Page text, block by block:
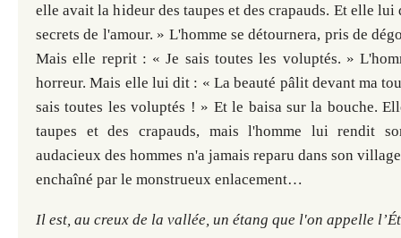
elle avait la hideur des taupes et des crapauds. Et elle lui
secrets de l'amour. » L'homme se détournera, pris de
Mais elle reprit : « Je sais toutes les voluptés. »
horreur. Mais elle lui dit : « La beauté pâlit devant ma
sais toutes les voluptés ! » Et le baisa sur la bouche.
taupes et des crapauds, mais l'homme lui rendit
audacieux des hommes n'a jamais reparu dans son
enchaîné par le monstrueux enlacement…
Il est, au creux de la vallée, un étang que l'on appelle